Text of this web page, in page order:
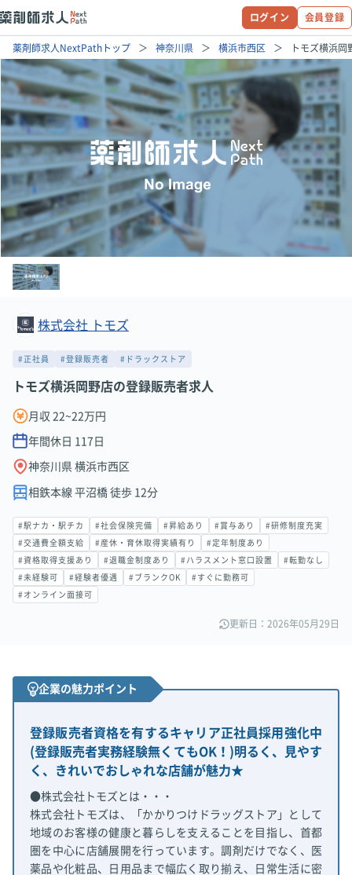
ログイン 会員登録
薬剤師求人NextPathトップ 神奈川県 横浜市西区 トモズ横浜
株式会社 トモズ
#正社員 #登録販売者 #ドラックストア
トモズ横浜岡野店の登録販売者求人
月収 22~22万円
年間休日 117 日
神奈川県 横浜市西区
相鉄本線 平沼橋 徒歩 12分
#駅ナカ・駅チカ #社会保険完備 #昇給あり #賞与あり #研修制度充実
#交通費全額支給 #産休・育休取得実績有り #定年制度あり
#資格取得支援あり #退職金制度あり #ハラスメント窓口設置 #転勤なし
#未経験可 #経験者優遇 #ブランクOK #すぐに勤務可
#オンライン面接可
更新日：2026年05月29日
企業の魅力ポイント
登録販売者資格を有するキャリア正社員採用強化中
(登録販売者実務経験無くてもOK！)明るく、見やす
く、きれいでおしゃれな店舗が魅力★
●株式会社トモズとは・・・
株式会社トモズは、「かかりつけドラッグストア」として
地域のお客様の健康と暮らしを支えることを目指し、首都
圏を中心に店舗展開を行っています。調剤だけでなく、医
薬品や化粧品、日用品まで幅広く取り揃え、日常生活に密